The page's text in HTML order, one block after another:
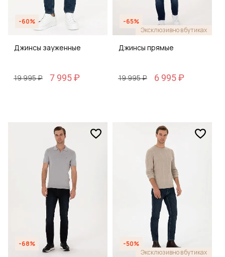
-60%
Джинсы зауженные
19 995 ₽ 7 995 ₽
-65%
Эксклюзивно в бутиках
Джинсы прямые
19 995 ₽ 6 995 ₽
-68%
-50%
Эксклюзивно в бутиках